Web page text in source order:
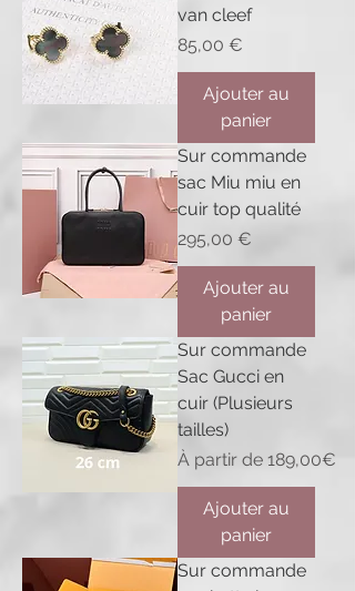
van cleef
Prix
85,00 €
Ajouter au
panier
Sur commande
sac Miu miu en
cuir top qualité
Prix
295,00 €
Ajouter au
panier
Sur commande
Sac Gucci en
cuir (Plusieurs
tailles)
À partir de 189,00€
Prix promotionnel
Ajouter au
panier
Sur commande